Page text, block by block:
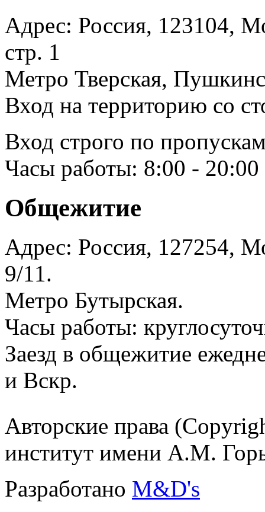
Адрес: Россия, 123104,
стр. 1
Метро Тверская,
Вход на территорию со
Вход строго по
Часы работы: 8:00 - 20:00
Общежитие
Адрес: Россия, 127254,
9/11.
Метро Бутырская.
Часы работы:
Заезд в общежитие
и Вскр.
Авторские права
институт имени А.М.
Разработано M&D's